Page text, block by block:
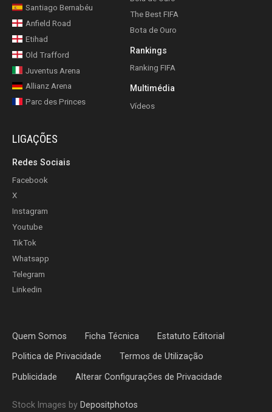
Santiago Bernabéu
Anfield Road
Etihad
Old Trafford
Juventus Arena
Allianz Arena
Parc des Princes
The Best FIFA
Bota de Ouro
Rankings
Ranking FIFA
Multimédia
Vídeos
LIGAÇÕES
Redes Sociais
Facebook
X
Instagram
Youtube
TikTok
Whatsapp
Telegram
Linkedin
Quem Somos Ficha Técnica Estatuto Editorial
Politica de Privacidade Termos de Utilização
Publicidade Alterar Configurações de Privacidade
Stock Images by Depositphotos